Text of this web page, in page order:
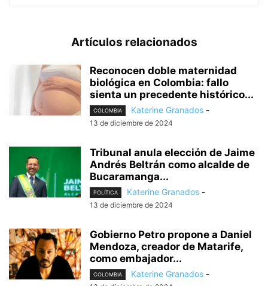
Artículos relacionados
Reconocen doble maternidad
biológica en Colombia: fallo
sienta un precedente histórico...
COLOMBIA Katerine Granados -
13 de diciembre de 2024
Tribunal anula elección de Jaime
Andrés Beltrán como alcalde de
Bucaramanga...
POLÍTICA Katerine Granados -
13 de diciembre de 2024
Gobierno Petro propone a Daniel
Mendoza, creador de Matarife,
como embajador...
COLOMBIA Katerine Granados -